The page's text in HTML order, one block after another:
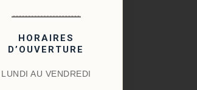
HORAIRES
D’OUVERTURE
LUNDI AU VENDREDI